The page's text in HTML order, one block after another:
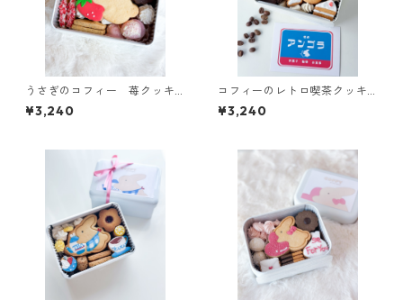
うさぎのコフィー 苺クッキ
ー缶
¥3,240
コフィーのレトロ喫茶クッキ
ー缶2025
¥3,240